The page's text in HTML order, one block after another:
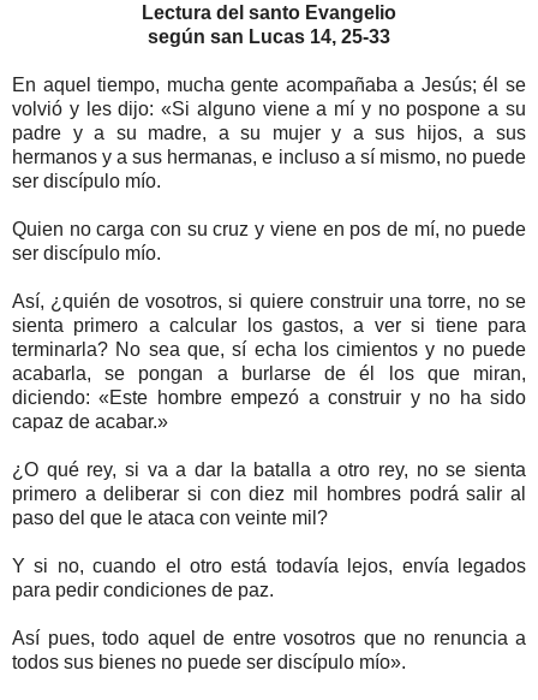
Lectura del santo Evangelio
según san Lucas 14, 25-33
En aquel tiempo, mucha gente acompañaba a Jesús; él se
volvió y les dijo: «Si alguno viene a mí y no pospone a su
padre y a su madre, a su mujer y a sus hijos, a sus
hermanos y a sus hermanas, e incluso a sí mismo, no puede
ser discípulo mío.
Quien no carga con su cruz y viene en pos de mí, no puede
ser discípulo mío.
Así, ¿quién de vosotros, si quiere construir una torre, no se
sienta primero a calcular los gastos, a ver si tiene para
terminarla? No sea que, sí echa los cimientos y no puede
acabarla, se pongan a burlarse de él los que miran,
diciendo: «Este hombre empezó a construir y no ha sido
capaz de acabar.»
¿O qué rey, si va a dar la batalla a otro rey, no se sienta
primero a deliberar si con diez mil hombres podrá salir al
paso del que le ataca con veinte mil?
Y si no, cuando el otro está todavía lejos, envía legados
para pedir condiciones de paz.
Así pues, todo aquel de entre vosotros que no renuncia a
todos sus bienes no puede ser discípulo mío».